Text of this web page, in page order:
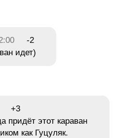
-2
идет)
+3
придёт этот караван
как Гуцуляк.